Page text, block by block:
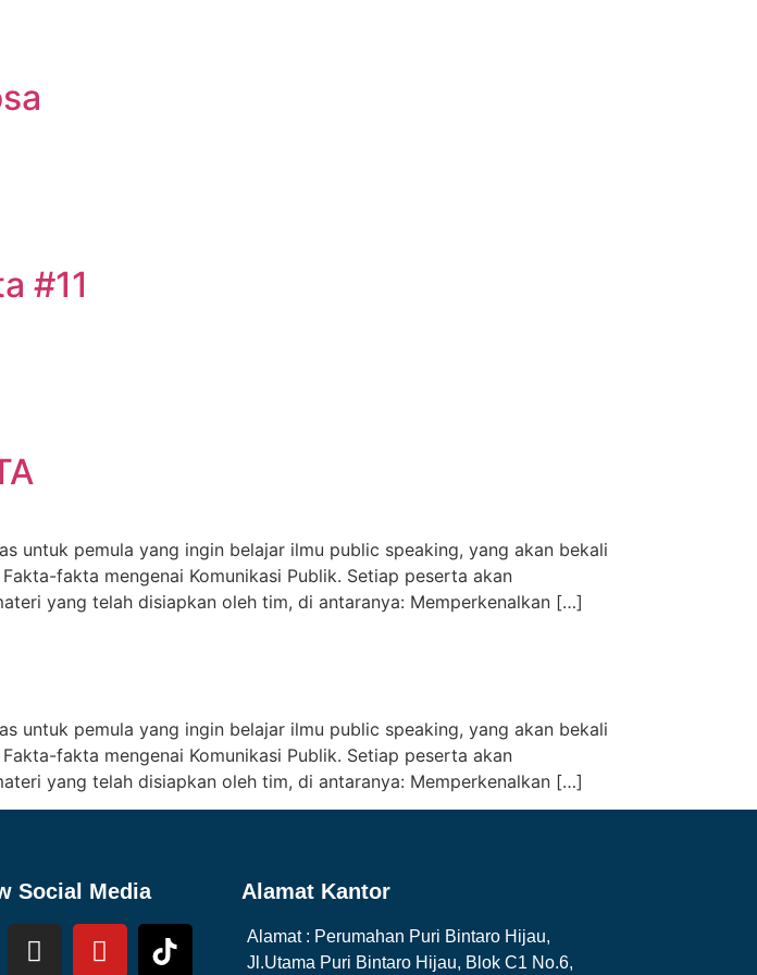
#11
untuk pemula yang ingin belajar ilmu public speaking, yang akan bekali
fakta mengenai Komunikasi Publik. Setiap peserta akan
yang telah disiapkan oleh tim, di antaranya: Memperkenalkan […]
untuk pemula yang ingin belajar ilmu public speaking, yang akan bekali
fakta mengenai Komunikasi Publik. Setiap peserta akan
yang telah disiapkan oleh tim, di antaranya: Memperkenalkan […]
Social Media Alamat Kantor
Alamat : Perumahan Puri Bintaro Hijau,
Jl.Utama Puri Bintaro Hijau, Blok C1 No.6,